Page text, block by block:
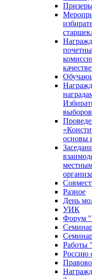
выборов
основы
Разное
День
УИК
Форум
Работы
Россию